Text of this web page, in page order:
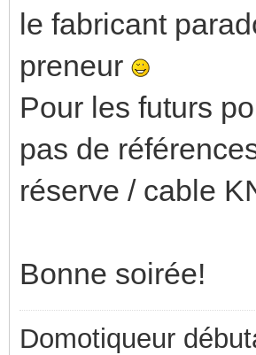
le fabricant
preneur
Pour les futurs
pas de
réserve / cable
Bonne soirée!
Domotiqueur